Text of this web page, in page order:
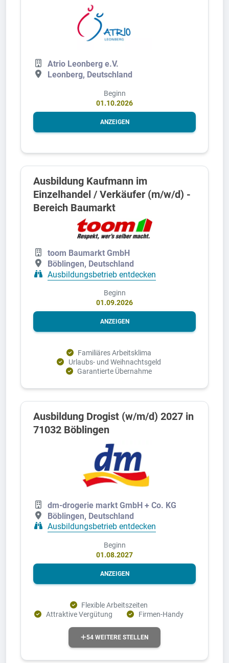
Atrio Leonberg e.V.
Leonberg, Deutschland
Beginn
01.10.2026
ANZEIGEN
Ausbildung Kaufmann im
Einzelhandel / Verkäufer (m/w/d) -
Bereich Baumarkt
toom Baumarkt GmbH
Böblingen, Deutschland
Ausbildungsbetrieb entdecken
Beginn
01.09.2026
ANZEIGEN
Familiäres Arbeitsklima
Urlaubs- und Weihnachtsgeld
Garantierte Übernahme
Ausbildung Drogist (w/m/d) 2027 in
71032 Böblingen
dm-drogerie markt GmbH + Co. KG
Böblingen, Deutschland
Ausbildungsbetrieb entdecken
Beginn
01.08.2027
ANZEIGEN
Flexible Arbeitszeiten
Attraktive Vergütung
Firmen-Handy
54 WEITERE STELLEN